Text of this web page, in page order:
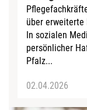
über erweiterte
In sozialen
persönlicher
Pfalz...
02.04.2026